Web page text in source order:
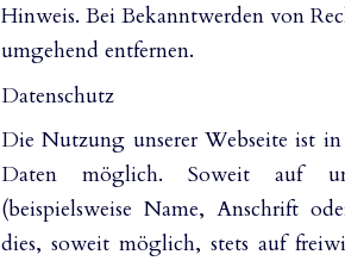
Hinweis. Bei Bekanntwerden von
umgehend entfernen.
Datenschutz
Die Nutzung unserer Webseite ist
Daten möglich. Soweit auf
(beispielsweise Name, Anschrift
dies, soweit möglich, stets auf